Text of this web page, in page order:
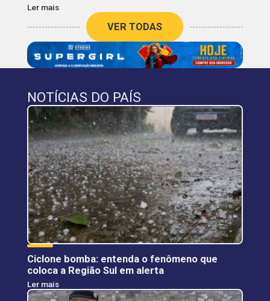
Ler mais
VER TODAS
NOTÍCIAS DO PAÍS
Ciclone bomba: entenda o fenômeno que
coloca a Região Sul em alerta
Ler mais